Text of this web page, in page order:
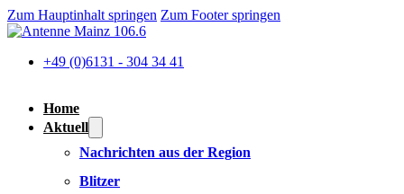
Zum Hauptinhalt springen Zum Footer springen
+49 (0)6131 - 304 34 41
Home
Aktuell
Nachrichten aus der Region
Blitzer